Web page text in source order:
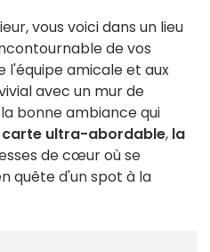
vous voici dans un lieu
de vos
l'équipe amicale et aux
avec un mur de
bonne ambiance qui
carte ultra-abordable, la
de cœur où se
quête d'un spot à la